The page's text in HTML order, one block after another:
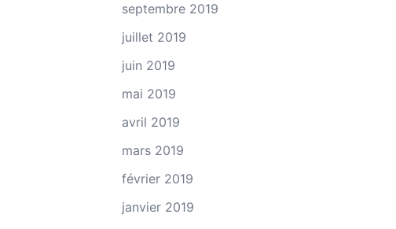
septembre 2019
juillet 2019
juin 2019
mai 2019
avril 2019
mars 2019
février 2019
janvier 2019